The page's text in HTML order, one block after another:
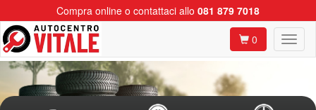
Compra online o contattaci allo 081 879 7018
0